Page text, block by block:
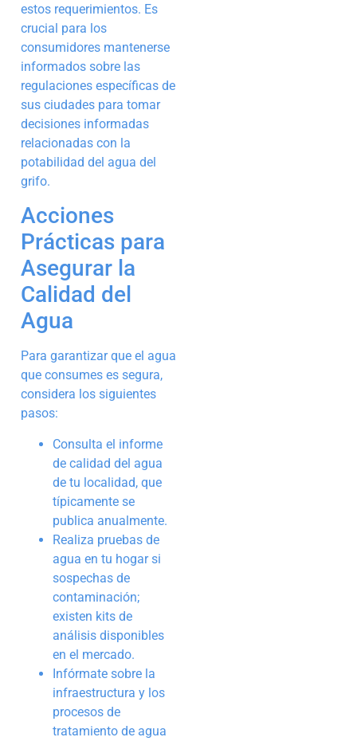
estos requerimientos. Es
crucial para los
consumidores mantenerse
informados sobre las
regulaciones específicas de
sus ciudades para tomar
decisiones informadas
relacionadas con la
potabilidad del agua del
grifo.
Acciones
Prácticas para
Asegurar la
Calidad del
Agua
Para garantizar que el agua
que consumes es segura,
considera los siguientes
pasos:
Consulta el informe
de calidad del agua
de tu localidad, que
típicamente se
publica anualmente.
Realiza pruebas de
agua en tu hogar si
sospechas de
contaminación;
existen kits de
análisis disponibles
en el mercado.
Infórmate sobre la
infraestructura y los
procesos de
tratamiento de agua